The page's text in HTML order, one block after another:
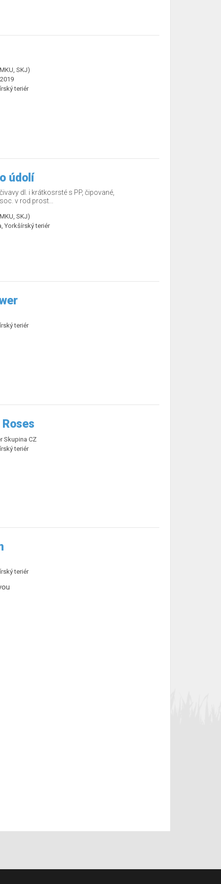
SKJ)
teriér
údolí
dl. i krátkosrsté s PP, čipované,
v rod.prost...
SKJ)
Yorkšírský teriér
teriér
Skupina CZ
teriér
teriér